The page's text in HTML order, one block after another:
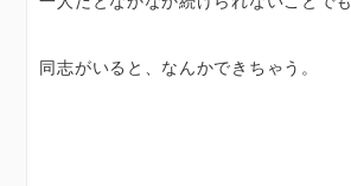
同志がいると、なんかできちゃう。